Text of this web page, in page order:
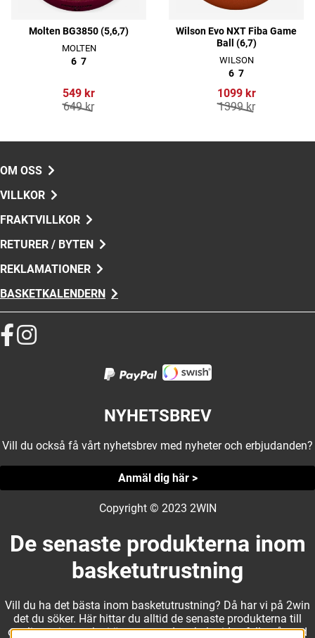
Molten BG3850 (5,6,7)
MOLTEN
6 7
549 kr
649 kr
Wilson Evo NXT Fiba Game
Ball (6,7)
WILSON
6 7
1099 kr
1399 kr
OM OSS
VILLKOR
FRAKTVILLKOR
RETURER / BYTEN
REKLAMATIONER
BASKETKALENDERN
NYHETSBREV
Vill du också få vårt nyhetsbrev med nyheter och erbjudanden?
Anmäl dig här >
Copyright © 2023 2WIN
De senaste produkterna inom
basketutrustning
Vill du ha det bästa inom basketutrustning? Då har vi på 2win
det du söker. Här hittar du alltid de senaste produkterna till
otroliga priser, och vi är noga med att hela tiden fylla på med